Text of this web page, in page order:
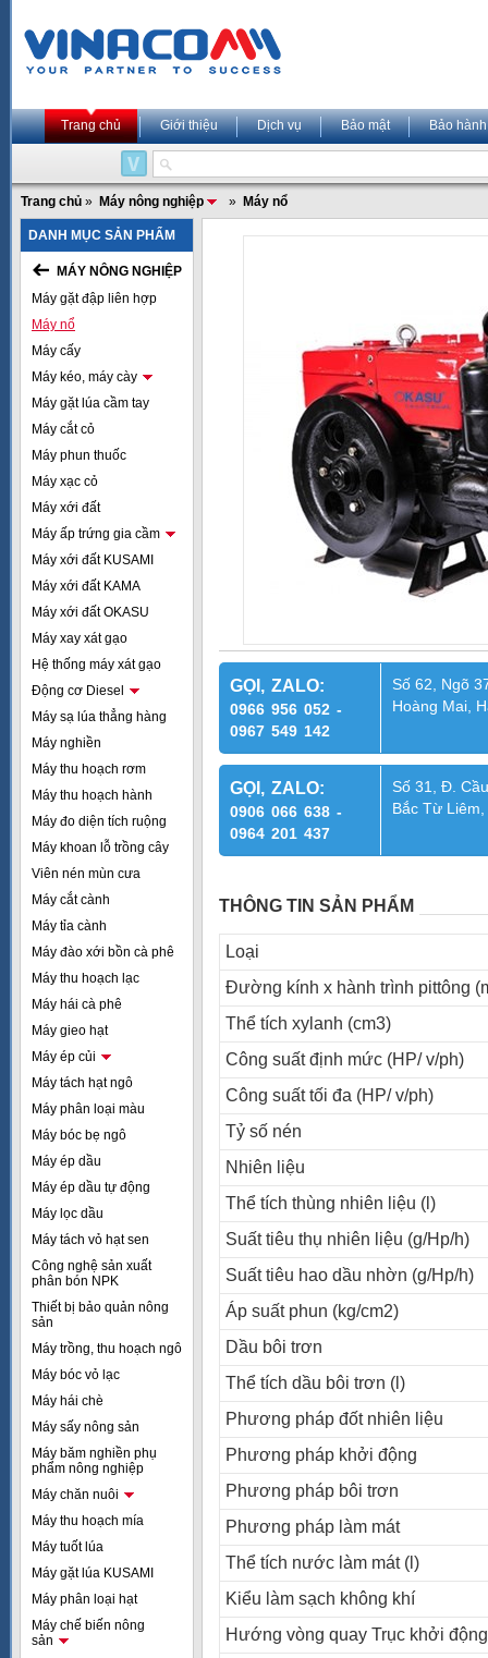
Trang chủ Giới thiệu Dịch vụ Bảo mật Bảo hành
Trang chủ » Máy nông nghiệp » Máy nổ
DANH MỤC SẢN PHẨM
MÁY NÔNG NGHIỆP
Máy gặt đập liên hợp
Máy nổ
Máy cấy
Máy kéo, máy cày
Máy gặt lúa cầm tay
Máy cắt cỏ
Máy phun thuốc
Máy xạc cỏ
Máy xới đất
Máy ấp trứng gia cầm
Máy xới đất KUSAMI
Máy xới đất KAMA
Máy xới đất OKASU
Máy xay xát gạo
Hệ thống máy xát gạo
Động cơ Diesel
Máy sạ lúa thẳng hàng
Máy nghiền
Máy thu hoạch rơm
Máy thu hoạch hành
Máy đo diện tích ruộng
Máy khoan lỗ trồng cây
Viên nén mùn cưa
Máy cắt cành
Máy tỉa cành
Máy đào xới bồn cà phê
Máy thu hoạch lạc
Máy hái cà phê
Máy gieo hạt
Máy ép củi
Máy tách hạt ngô
Máy phân loại màu
Máy bóc bẹ ngô
Máy ép dầu
Máy ép dầu tự động
Máy lọc dầu
Máy tách vỏ hạt sen
Công nghệ sản xuất
phân bón NPK
Thiết bị bảo quản nông
sản
Máy trồng, thu hoạch ngô
Máy bóc vỏ lạc
Máy hái chè
Máy sấy nông sản
Máy băm nghiền phụ
phẩm nông nghiệp
Máy chăn nuôi
Máy thu hoạch mía
Máy tuốt lúa
Máy gặt lúa KUSAMI
Máy phân loại hạt
Máy chế biến nông
sản
GỌI, ZALO:
0966 956 052 -
0967 549 142
Số 62, Ngõ
Hoàng Mai,
GỌI, ZALO:
0906 066 638 -
0964 201 437
Số 31, Đ.
Bắc Từ
THÔNG TIN SẢN PHẨM
Loại
Ðường kính x hành trình pittông
Thể tích xylanh (cm3)
Công suất định mức (HP/ v/ph)
Công suất tối đa (HP/ v/ph)
Tỷ số nén
Nhiên liệu
Thể tích thùng nhiên liệu (l)
Suất tiêu thụ nhiên liệu (g/Hp/h)
Suất tiêu hao dầu nhờn (g/Hp/h)
Áp suất phun (kg/cm2)
Dầu bôi trơn
Thể tích dầu bôi trơn (l)
Phương pháp đốt nhiên liệu
Phương pháp khởi động
Phương pháp bôi trơn
Phương pháp làm mát
Thể tích nước làm mát (l)
Kiểu làm sạch không khí
Hướng vòng quay Trục khởi động